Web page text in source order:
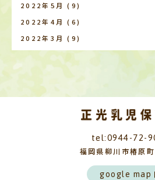
2022年5月 (9)
2022年4月 (6)
2022年3月 (9)
tel:0944-72-
福岡県柳川市椿原
google map